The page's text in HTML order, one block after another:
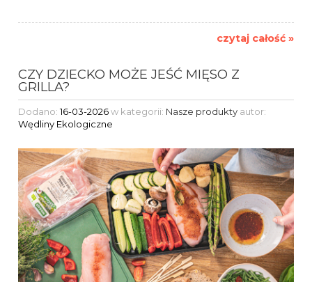
czytaj całość »
CZY DZIECKO MOŻE JEŚĆ MIĘSO Z
GRILLA?
Dodano:16-03-2026w kategorii: Nasze produkty autor:
Wędliny Ekologiczne